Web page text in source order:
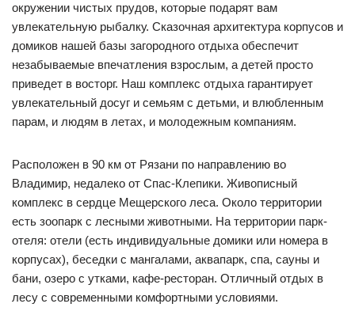
окружении чистых прудов, которые подарят вам
увлекательную рыбалку. Сказочная архитектура корпусов и
домиков нашей базы загородного отдыха обеспечит
незабываемые впечатления взрослым, а детей просто
приведет в восторг. Наш комплекс отдыха гарантирует
увлекательный досуг и семьям с детьми, и влюбленным
парам, и людям в летах, и молодежным компаниям.
Расположен в 90 км от Рязани по направлению во
Владимир, недалеко от Спас-Клепики. Живописный
комплекс в сердце Мещерского леса. Около территории
есть зоопарк с лесными животными. На территории парк-
отеля: отели (есть индивидуальные домики или номера в
корпусах), беседки с мангалами, аквапарк, спа, сауны и
бани, озеро с утками, кафе-ресторан. Отличный отдых в
лесу с современными комфортными условиями.